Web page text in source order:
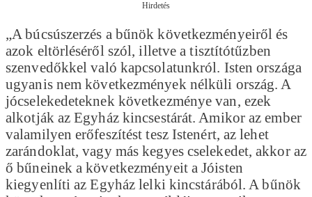
Hirdetés
„A búcsúszerzés a bűnök következményeiről és
azok eltörléséről szól, illetve a tisztítótűzben
szenvedőkkel való kapcsolatunkról. Isten országa
ugyanis nem következmények nélküli ország. A
jócselekedeteknek következménye van, ezek
alkotják az Egyház kincsestárát. Amikor az ember
valamilyen erőfeszítést tesz Istenért, az lehet
zarándoklat, vagy más kegyes cselekedet, akkor az
ő bűneinek a következményeit a Jóisten
kiegyenlíti az Egyház lelki kincstárából. A bűnök